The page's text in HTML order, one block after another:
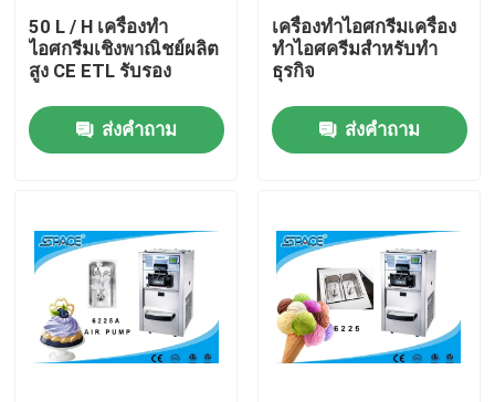
เครื่องทำไอศกรีม Soft Serve
เครื่องไอศกรีมบนโต๊ะ
เครื่องดื่ม Slush แช่แข็ง
เครื่องโยเกิร์ตแช่แข็ง
50 L / H เครื่องทำ
ไอศกรีมเชิงพาณิชย์ผลิต
สูง CE ETL รับรอง
ส่งคำถาม
เครื่องทำไอศกรีมเครื่อง
ทำไอศครีมสำหรับทำ
ธุรกิจ
ส่งคำถาม